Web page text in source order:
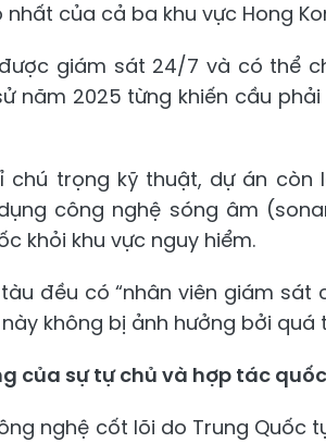
của cả ba khu vực Hong
giám sát 24/7 và có thể
năm 2025 từng khiến cầu
chú trọng kỹ thuật, dự án
công nghệ sóng âm
khỏi khu vực nguy hiểm.
đều có “nhân viên giám
không bị ảnh hưởng bởi quá
của sự tự chủ và hợp tác
nghệ cốt lõi do Trung Quốc